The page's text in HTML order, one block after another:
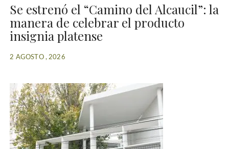
Se estrenó el “Camino del Alcaucil”: la
manera de celebrar el producto
insignia platense
2 AGOSTO , 2026